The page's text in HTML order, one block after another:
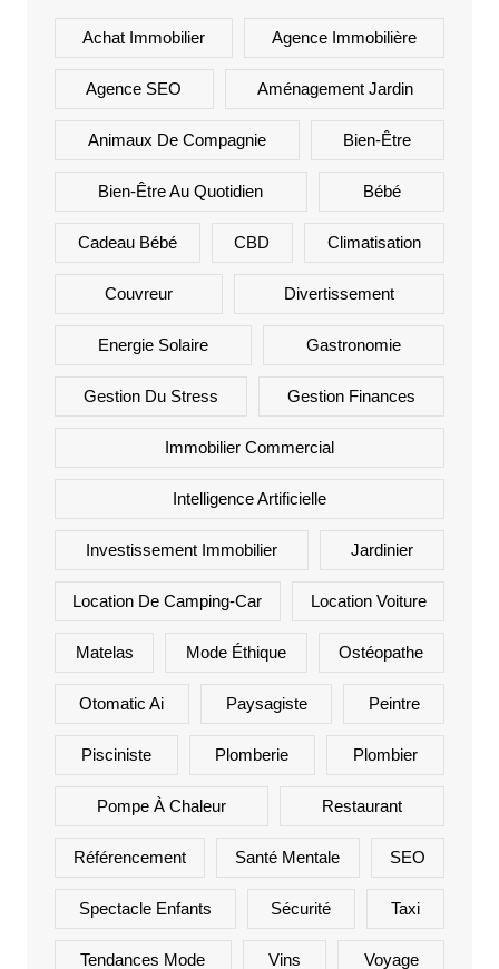
Achat Immobilier Agence Immobilière
Agence SEO Aménagement Jardin
Animaux De Compagnie Bien-Être
Bien-Être Au Quotidien Bébé
Cadeau Bébé CBD Climatisation
Couvreur Divertissement
Energie Solaire Gastronomie
Gestion Du Stress Gestion Finances
Immobilier Commercial
Intelligence Artificielle
Investissement Immobilier Jardinier
Location De Camping-Car Location Voiture
Matelas Mode Éthique Ostéopathe
Otomatic Ai Paysagiste Peintre
Pisciniste Plomberie Plombier
Pompe À Chaleur Restaurant
Référencement Santé Mentale SEO
Spectacle Enfants Sécurité Taxi
Tendances Mode Vins Voyage